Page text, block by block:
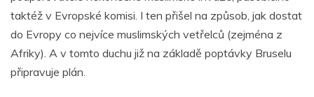
taktéž v Evropské komisi. I ten přišel na způsob, jak dostat
do Evropy co nejvíce muslimských vetřelců (zejména z
Afriky). A v tomto duchu již na základě poptávky Bruselu
připravuje plán.